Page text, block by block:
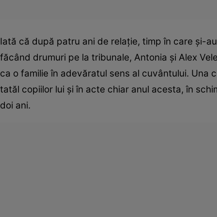
Iată că după patru ani de relaţie, timp în care şi-
făcând drumuri pe la tribunale, Antonia şi Alex
ca o familie în adevăratul sens al cuvântului.
tatăl copiilor lui şi în acte chiar anul acesta, în
doi ani.